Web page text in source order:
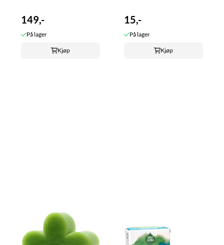
149,-
På lager
Kjøp
15,-
På lager
Kjøp